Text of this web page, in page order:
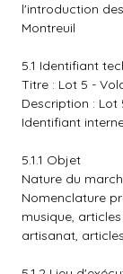
l'introduction
Montreuil
5.1 Identifiant
Titre : Lot 5 -
Description : Lot
Identifiant
5.1.1 Objet
Nature du
Nomenclature
musique,
artisanat,